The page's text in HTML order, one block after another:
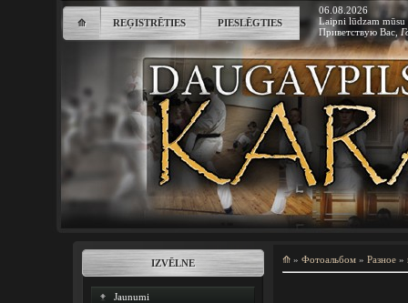
⟰ REĢISTRĒTIES PIESLĒGTIES
06.08.2026
Laipni lūdzam mūsu
Приветствую Вас ,
IZVĒLNE
Jaunumi
⟰ » Фотоальбом » Разное »